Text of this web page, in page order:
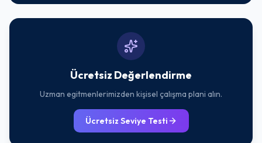
Ücretsiz Değerlendirme
Uzman egitmenlerimizden kişisel çalışma plani alın.
Ücretsiz Seviye Testi